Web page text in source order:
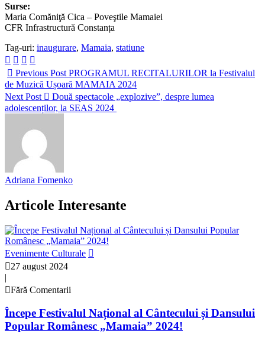
Surse:
Maria Comăniţă Cica – Poveştile Mamaiei
CFR Infrastructură Constanța
Tag-uri: inaugurare, Mamaia, statiune
Previous Post PROGRAMUL RECITALURILOR la Festivalul
de Muzică Ușoară MAMAIA 2024
Next Post
Două spectacole „explozive”, despre lumea
adolescenților, la SEAS 2024
Adriana Fomenko
Articole Interesante
Evenimente Culturale
27 august 2024
|
Fără Comentarii
Începe Festivalul Național al Cântecului și Dansului
Popular Românesc „Mamaia” 2024!